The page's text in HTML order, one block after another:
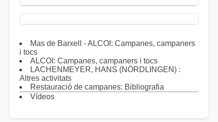
Mas de Barxell - ALCOI: Campanes, campaners
i tocs
ALCOI: Campanes, campaners i tocs
LACHENMEYER, HANS (NÖRDLINGEN) :
Altres activitats
Restauració de campanes: Bibliografia
Vídeos